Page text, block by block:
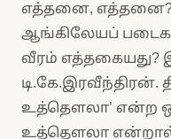
எத்தனை, எத்தனை?
ஆங்கிலேயப்
வீரம் எத்தகையது?
டி.கே.இரவீந்திரன்.
உத்தௌலா’ என்ற
உத்தௌலா என்றால்